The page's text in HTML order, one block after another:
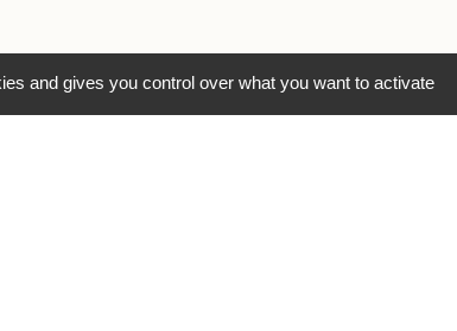
travail dans le secteur privé
and gives you control over what you want to activate